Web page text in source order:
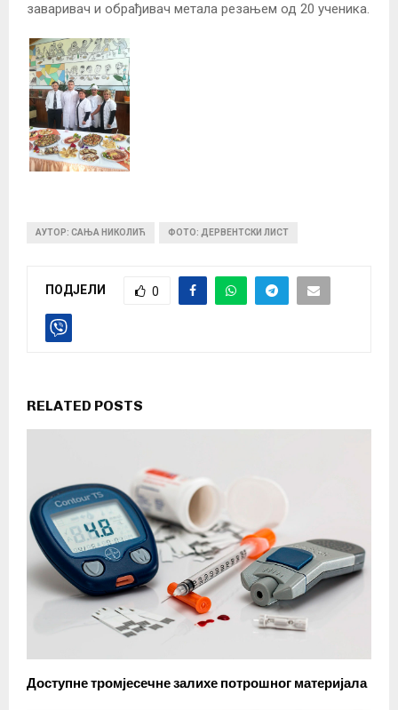
заваривач и обрађивач метала резањем од 20 ученика.
АУТОР: САЊА НИКОЛИЋ ФОТО: ДЕРВЕНТСКИ ЛИСТ
ПОДЈЕЛИ 0
RELATED POSTS
Доступне тромјесечне залихе потрошног материјала